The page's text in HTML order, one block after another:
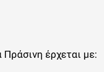
Πράσινη έρχεται με: